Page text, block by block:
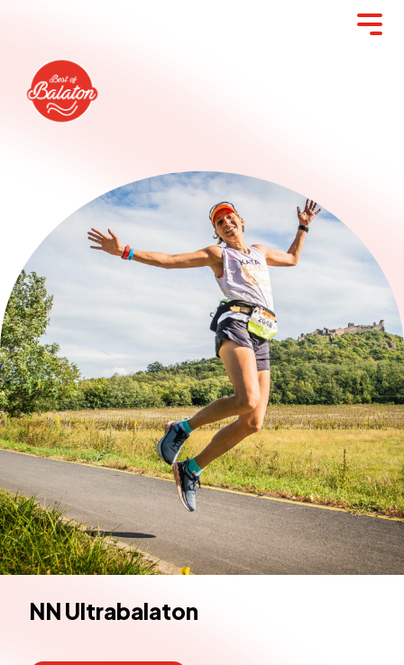
NN Ultrabalaton